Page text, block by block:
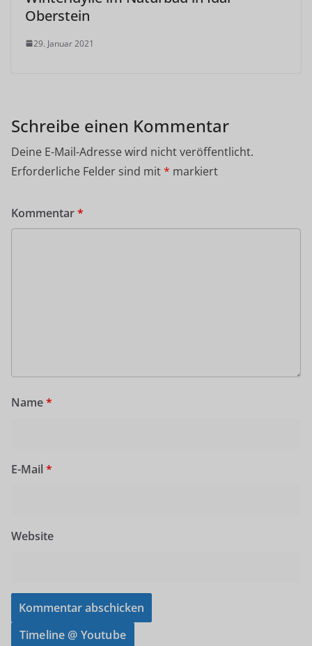
Oberstein
29. Januar 2021
Schreibe einen Kommentar
Deine E-Mail-Adresse wird nicht veröffentlicht.
Erforderliche Felder sind mit* markiert
Kommentar*
Name*
E-Mail *
Website
Timeline @ Youtube